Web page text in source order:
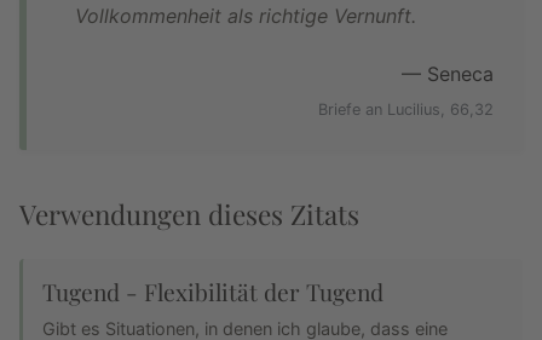
Vollkommenheit als richtige Vernunft.
— Seneca
Briefe an Lucilius, 66,32
Verwendungen dieses Zitats
Tugend - Flexibilität der Tugend
Gibt es Situationen, in denen ich glaube, dass eine